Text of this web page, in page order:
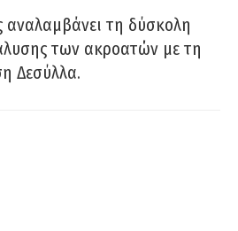
τη δύσκολη
των ακροατών με τη
Δεσύλλα.